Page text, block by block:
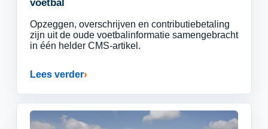
voetbal
Opzeggen, overschrijven en contributiebetaling
zijn uit de oude voetbalinformatie samengebracht
in één helder CMS-artikel.
Lees verder